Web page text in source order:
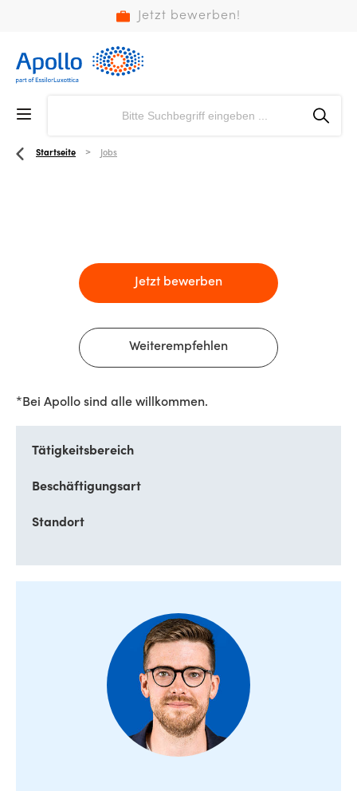
Jetzt bewerben!
Startseite Jobs
Jetzt bewerben
Weiterempfehlen
*Bei Apollo sind alle willkommen.
Tätigkeitsbereich
Beschäftigungsart
Standort